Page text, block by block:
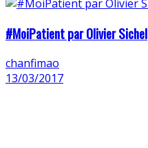
#MoiPatient par Olivier Sichel
chanfimao
13/03/2017